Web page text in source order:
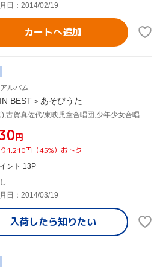
日：2014/02/19
カートへ追加
アルバム
BEST＞あそびうた
(キッズ),古賀真佐代/東映児童合唱団,少年少女合唱団みずうみ,工藤すみれ/小島弘美,田中星児/輪島直幸,田中星児/ザ・ブレッスンフォー,田中星児,平出真希
円
1,210円（45%）おトク
ント 13P
日：2014/03/19
入荷したら知りたい